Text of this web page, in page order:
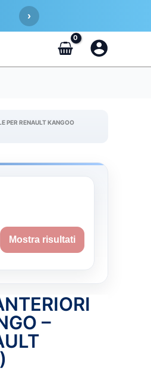
›
PER RENAULT KANGOO
Mostra risultati
–